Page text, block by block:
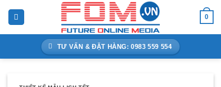
0
TƯ VẤN & ĐẶT HÀNG: 0983 559 554